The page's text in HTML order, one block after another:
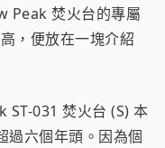
Peak 焚火台的專屬
，便放在一塊介紹
ST-031 焚火台 (S) 本
過六個年頭。因為個